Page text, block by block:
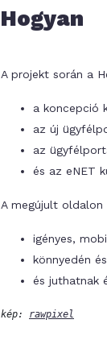
Hogyan
A projekt során a
a koncepció
az új
az
és az eNET
A megújult
igényes,
könnyedén
és juthatnak
kép: rawpixel